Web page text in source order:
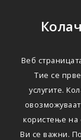
Веб
Тие се
услугите.
користење на
Ви се важни.